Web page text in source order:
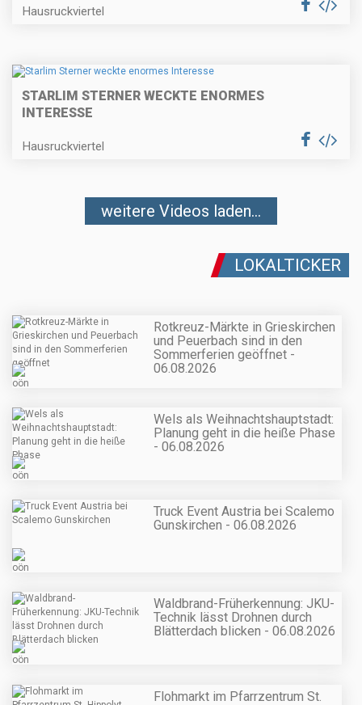
Hausruckviertel
STARLIM STERNER WECKTE ENORMES
INTERESSE
Hausruckviertel
weitere Videos laden...
LOKALTICKER
Rotkreuz-Märkte in Grieskirchen
und Peuerbach sind in den
Sommerferien geöffnet -
06.08.2026
Wels als Weihnachtshauptstadt:
Planung geht in die heiße Phase
- 06.08.2026
Truck Event Austria bei Scalemo
Gunskirchen - 06.08.2026
Waldbrand-Früherkennung: JKU-
Technik lässt Drohnen durch
Blätterdach blicken - 06.08.2026
Flohmarkt im Pfarrzentrum St.